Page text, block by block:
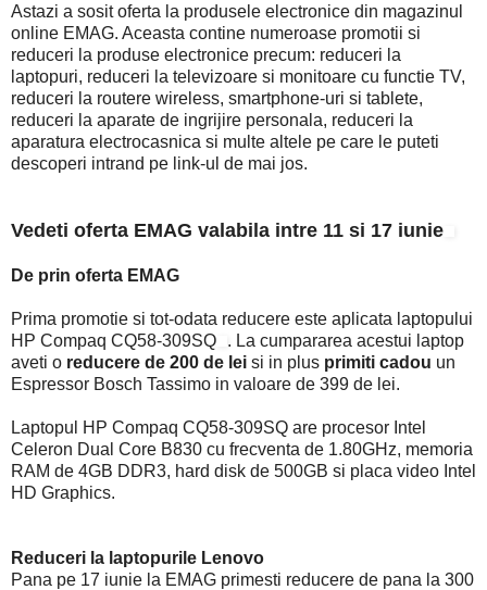
Astazi a sosit oferta la produsele electronice din magazinul
online EMAG. Aceasta contine numeroase promotii si
reduceri la produse electronice precum: reduceri la
laptopuri, reduceri la televizoare si monitoare cu functie TV,
reduceri la routere wireless, smartphone-uri si tablete,
reduceri la aparate de ingrijire personala, reduceri la
aparatura electrocasnica si multe altele pe care le puteti
descoperi intrand pe link-ul de mai jos.
Vedeti oferta EMAG valabila intre 11 si 17 iunie
De prin oferta EMAG
Prima promotie si tot-odata reducere este aplicata laptopului
HP Compaq CQ58-309SQ
. La cumpararea acestui laptop
aveti o reducere de 200 de lei si in plus primiti cadou un
Espressor Bosch Tassimo in valoare de 399 de lei.
Laptopul HP Compaq CQ58-309SQ are procesor Intel
Celeron Dual Core B830 cu frecventa de 1.80GHz, memoria
RAM de 4GB DDR3, hard disk de 500GB si placa video Intel
HD Graphics.
Reduceri la laptopurile Lenovo
Pana pe 17 iunie la EMAG primesti reducere de pana la 300